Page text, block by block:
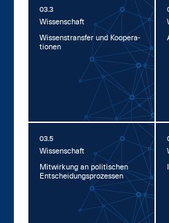
03.3
Wis­sen­schaft
Wis­sens­trans­fer und Ko­ope­ra­
tio­nen
03.5
Wis­sen­schaft
Mit­wir­kung an po­li­ti­schen
Ent­schei­dungs­pro­zes­sen